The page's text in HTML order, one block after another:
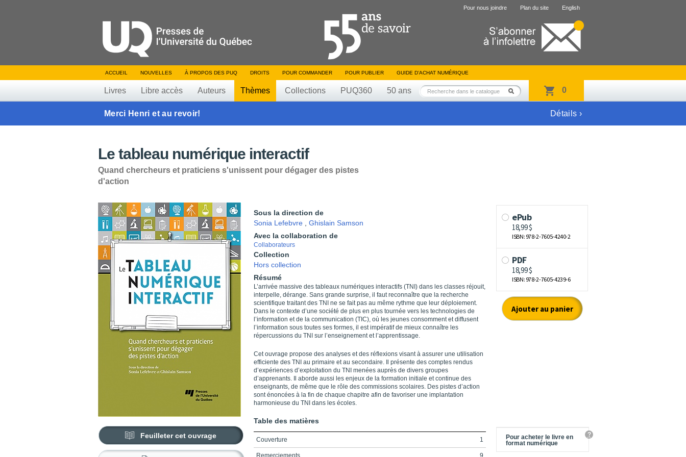
Pour nous joindre Plan du site English
ACCUEIL NOUVELLES À PROPOS DES PUQ DROITS POUR COMMANDER POUR PUBLIER GUIDE D’ACHAT NUMÉRIQUE
Livres Libre accès Auteurs Thèmes Collections PUQ360 50 ans 0
Merci Henri et au revoir! Détails ›
Le tableau numérique interactif
Quand chercheurs et praticiens s'unissent pour dégager des pistes
d'action
Feuilleter cet ouvrage
Sous la direction de
Sonia Lefebvre
Ghislain Samson
Avec la collaboration de
Collaborateurs
Collection
Hors collection
Résumé
L’arrivée massive des tableaux numériques interactifs (TNI) dans les classes réjouit,
interpelle, dérange. Sans grande surprise, il faut reconnaître que la recherche
scientifique traitant des TNI ne se fait pas au même rythme que leur déploiement.
Dans le contexte d’une société de plus en plus tournée vers les technologies de
l’information et de la communication (TIC), où les jeunes consomment et diffusent
l’information sous toutes ses formes, il est impératif de mieux connaître les
répercussions du TNI sur l’enseignement et l’apprentissage.
Cet ouvrage propose des analyses et des réflexions visant à assurer une utilisation
efficiente des TNI au primaire et au secondaire. Il présente des comptes rendus
d’expériences d’exploitation du TNI menées auprès de divers groupes
d’apprenants. Il aborde aussi les enjeux de la formation initiale et continue des
enseignants, de même que le rôle des commissions scolaires. Des pistes d’action
sont énoncées à la fin de chaque chapitre afin de favoriser une implantation
harmonieuse du TNI dans les écoles.
Table des matières
Couverture 1
Remerciements 9
Pour acheter le livre en
format numérique
?